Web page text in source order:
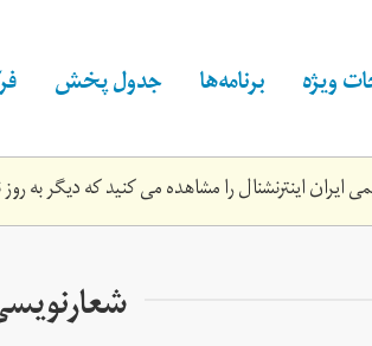
ویژه برنامه‌ها جدول پخش
اینترنشنال را مشاهده می کنید که دیگر به